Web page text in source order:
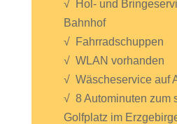
√ Hol- und
Bahnhof
√ Fahrradschuppen
√ WLAN vorhanden
√ Wäscheservice auf
√ 8 Autominuten zum
Golfplatz im